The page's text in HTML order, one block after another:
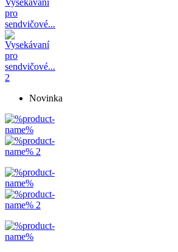
Novinka